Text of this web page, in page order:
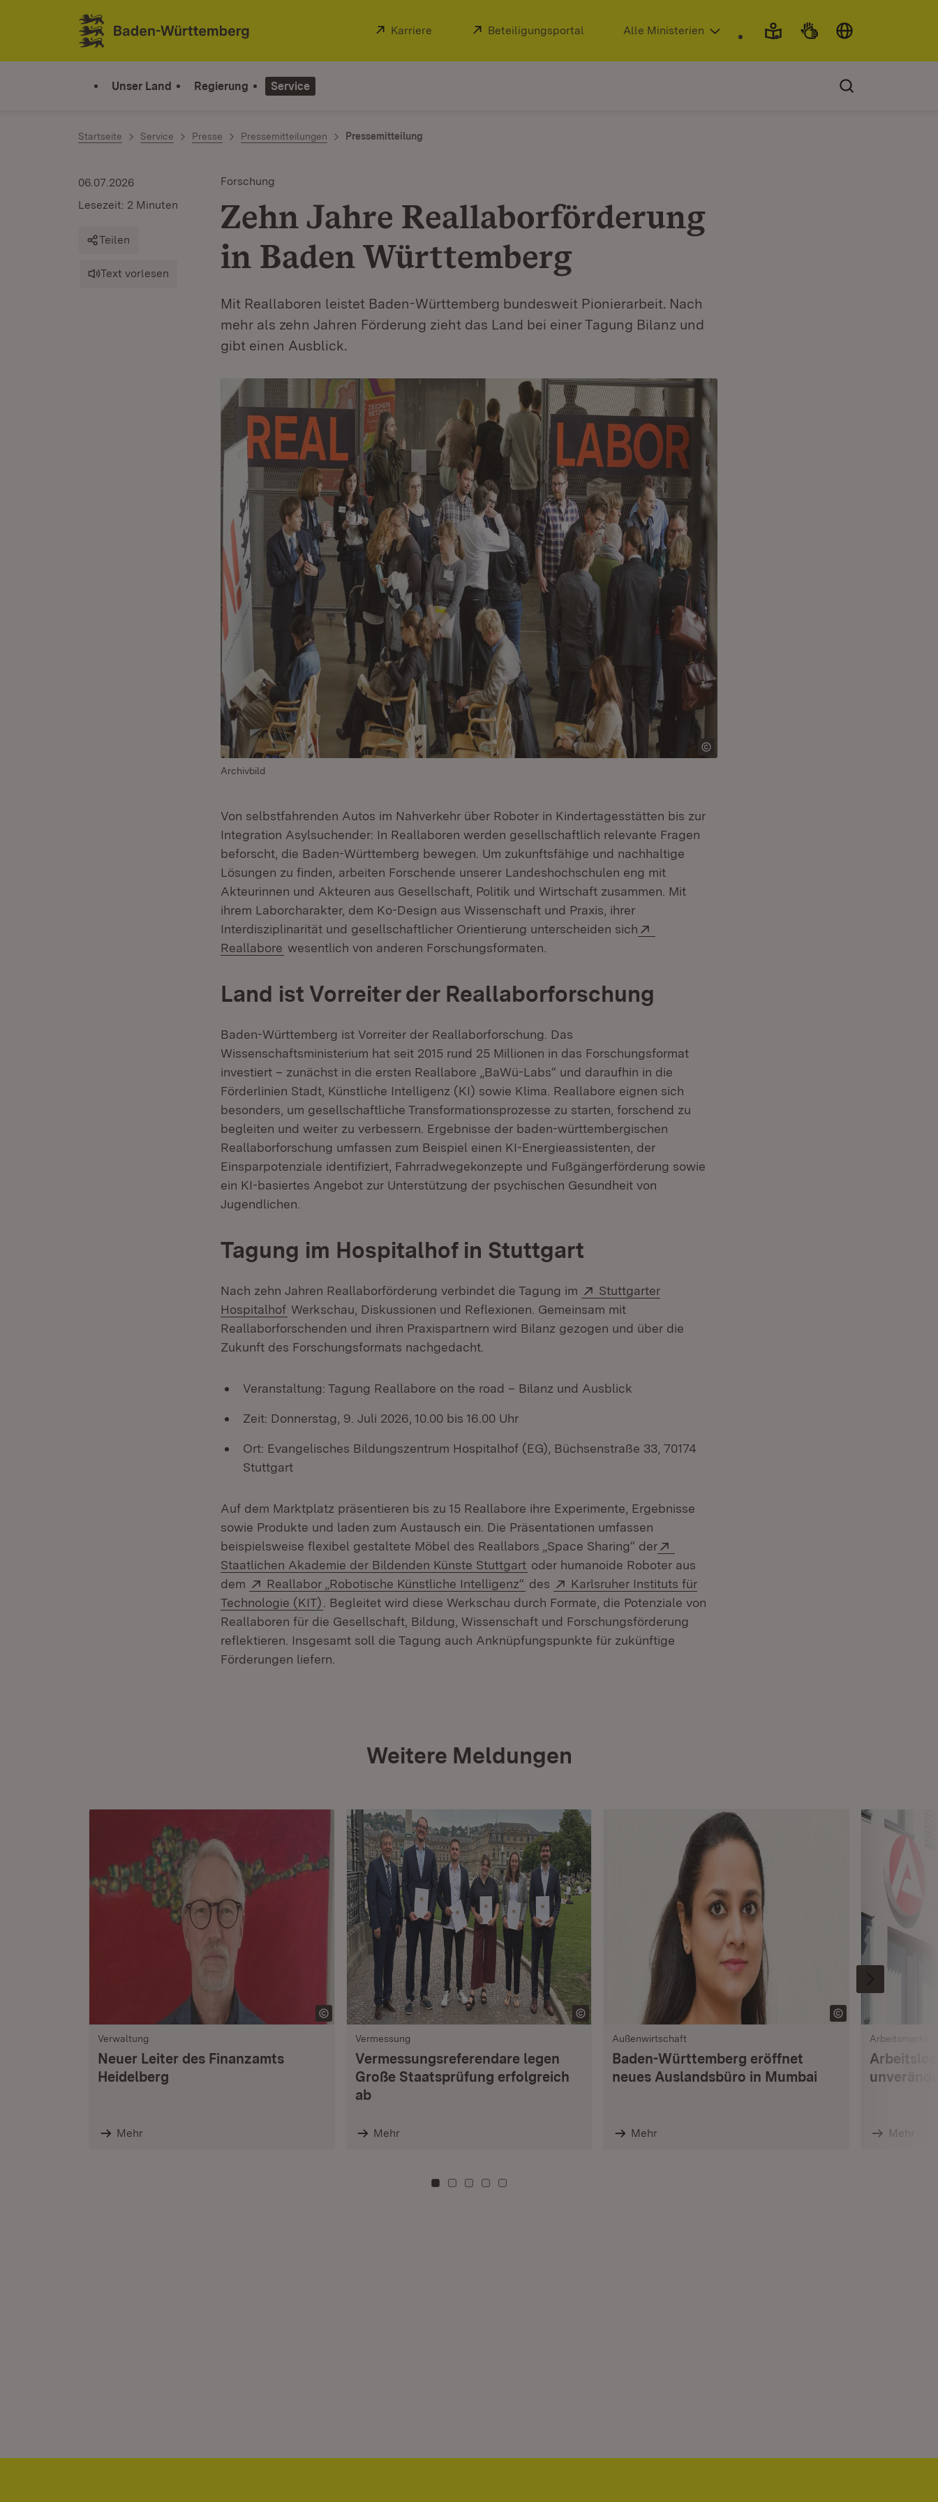
Zum Inhalt springen
Link zur Startseite
Extern:
Karriere (Öffnet in neuem Fenster)
Extern:
Beteiligungsportal (Öffnet in neuem Fenster)
Alle Ministerien
Unser Land Regierung Service
Startseite Service Presse Pressemitteilungen Pressemitteilung
Forschung
Zehn Jahre Reallaborförderung
in Baden Württemberg
Mit Reallaboren leistet Baden-Württemberg bundesweit Pionierarbeit. Nach
mehr als zehn Jahren Förderung zieht das Land bei einer Tagung Bilanz und
gibt einen Ausblick.
06.07.2026
Lesezeit: 2 Minuten
Teilen
Text vorlesen
Archivbild
Von selbstfahrenden Autos im Nahverkehr über Roboter in Kindertagesstätten bis zur
Integration Asylsuchender: In Reallaboren werden gesellschaftlich relevante Fragen
beforscht, die Baden-Württemberg bewegen. Um zukunftsfähige und nachhaltige
Lösungen zu finden, arbeiten Forschende unserer Landeshochschulen eng mit
Akteurinnen und Akteuren aus Gesellschaft, Politik und Wirtschaft zusammen. Mit
ihrem Laborcharakter, dem Ko-Design aus Wissenschaft und Praxis, ihrer
Interdisziplinarität und gesellschaftlicher Orientierung unterscheiden sich
Reallabore (Öffnet in neuem Fenster)
wesentlich von anderen Forschungsformaten.
Land ist Vorreiter der Reallaborforschung
Baden-Württemberg ist Vorreiter der Reallaborforschung. Das
Wissenschaftsministerium hat seit 2015 rund 25 Millionen in das Forschungsformat
investiert – zunächst in die ersten Reallabore „BaWü-Labs“ und daraufhin in die
Förderlinien Stadt, Künstliche Intelligenz (KI) sowie Klima. Reallabore eignen sich
besonders, um gesellschaftliche Transformationsprozesse zu starten, forschend zu
begleiten und weiter zu verbessern. Ergebnisse der baden-württembergischen
Reallaborforschung umfassen zum Beispiel einen KI-Energieassistenten, der
Einsparpotenziale identifiziert, Fahrradwegekonzepte und Fußgängerförderung sowie
ein KI-basiertes Angebot zur Unterstützung der psychischen Gesundheit von
Jugendlichen.
Tagung im Hospitalhof in Stuttgart
Nach zehn Jahren Reallaborförderung verbindet die Tagung im Extern:
Stuttgarter
Hospitalhof (Öffnet in neuem Fenster)
Werkschau, Diskussionen und Reflexionen. Gemeinsam mit
Reallaborforschenden und ihren Praxispartnern wird Bilanz gezogen und über die
Zukunft des Forschungsformats nachgedacht.
Veranstaltung: Tagung Reallabore on the road – Bilanz und Ausblick
Zeit: Donnerstag, 9. Juli 2026, 10.00 bis 16.00 Uhr
Ort: Evangelisches Bildungszentrum Hospitalhof (EG), Büchsenstraße 33, 70174
Stuttgart
Auf dem Marktplatz präsentieren bis zu 15 Reallabore ihre Experimente, Ergebnisse
sowie Produkte und laden zum Austausch ein. Die Präsentationen umfassen
beispielsweise flexibel gestaltete Möbel des Reallabors „Space Sharing“ der
Staatlichen Akademie der Bildenden Künste Stuttgart (Öffnet in neuem Fenster)
oder humanoide Roboter aus
dem
Extern:
Reallabor „Robotische Künstliche Intelligenz“ (Öffnet in neuem Fenster)
des Extern:
Karlsruher Instituts für
Technologie (KIT) (Öffnet in neuem Fenster)
. Begleitet wird diese Werkschau durch Formate, die Potenziale von
Reallaboren für die Gesellschaft, Bildung, Wissenschaft und Forschungsförderung
reflektieren. Insgesamt soll die Tagung auch Anknüpfungspunkte für zukünftige
Förderungen liefern.
Weitere Meldungen
Verwaltung
Neuer Leiter des Finanzamts
Heidelberg
Mehr
Vermessung
Vermessungsreferendare legen
Große Staatsprüfung erfolgreich
ab
Mehr
Außenwirtschaft
Baden-Württemberg eröffnet
neues Auslandsbüro in Mumbai
Mehr
Arbeitsmarkt
Mehr
Zu Kachel: 0
Zu Kachel: 3
Zu Kachel: 6
Zu Kachel: 9
Zu Kachel: 12